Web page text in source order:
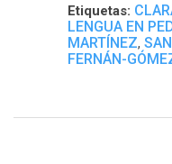
Etiquetas:
LENGUA EN
MARTÍNEZ,
FERNÁN-